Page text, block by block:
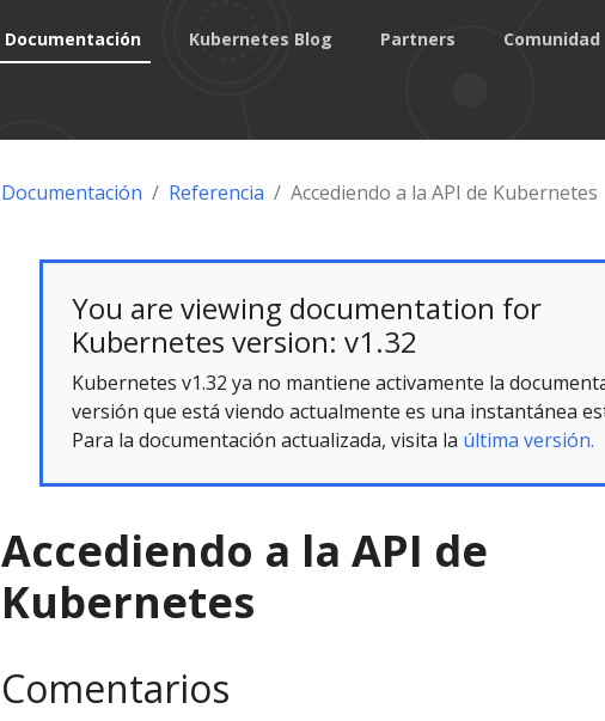
Documentación Kubernetes Blog Partners Comunidad
Documentación Referencia Accediendo a la API de Kubernetes
You are viewing documentation for
Kubernetes version: v1.32
Kubernetes v1.32 ya no mantiene activamente la
versión que está viendo actualmente es una instantánea
Para la documentación actualizada, visita la última versión.
Accediendo a la API de
Kubernetes
Comentarios